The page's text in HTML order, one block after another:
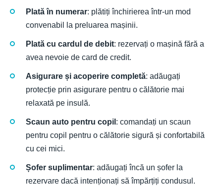
Plată în numerar: plătiți închirierea într-un mod
convenabil la preluarea mașinii.
Plată cu cardul de debit: rezervați o mașină fără a
avea nevoie de card de credit.
Asigurare și acoperire completă: adăugați
protecție prin asigurare pentru o călătorie mai
relaxată pe insulă.
Scaun auto pentru copil : comandați un scaun
pentru copil pentru o călătorie sigură și confortabilă
cu cei mici.
Șofer suplimentar: adăugați încă un șofer la
rezervare dacă intenționați să împărțiți condusul.